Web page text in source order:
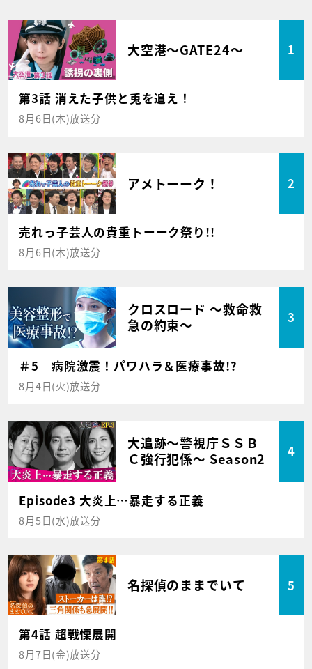
大空港～GATE24～ 1
第3話 消えた子供と兎を追え！
8月6日(木)放送分
アメトーーク！ 2
売れっ子芸人の貴重トーーク祭り!!
8月6日(木)放送分
クロスロード ～救命救
急の約束～
3
＃5 病院激震！パワハラ＆医療事故!?
8月4日(火)放送分
大追跡～警視庁ＳＳＢ
Ｃ強行犯係～ Season2
4
Episode3 大炎上…暴走する正義
8月5日(水)放送分
名探偵のままでいて 5
第4話 超戦慄展開
8月7日(金)放送分